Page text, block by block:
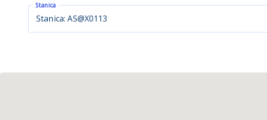
Stanica
Stanica: AS@X0113